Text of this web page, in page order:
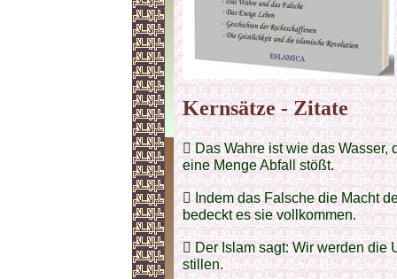
Kernsätze - Zitate
 Das Wahre ist wie das
eine Menge Abfall stößt.
 Indem das Falsche die Macht
bedeckt es sie vollkommen.
 Der Islam sagt: Wir werden die
stillen.